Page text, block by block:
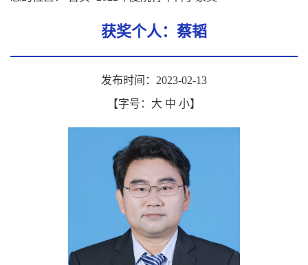
获奖个人：蔡韬
发布时间：2023-02-13
【字号： 大 中 小】